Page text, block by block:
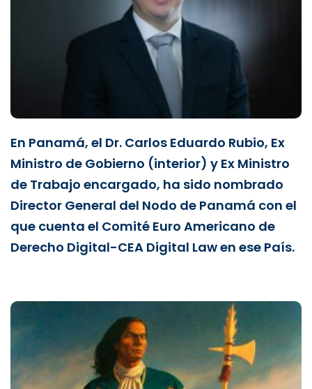
En Panamá, el Dr. Carlos Eduardo Rubio, Ex
Ministro de Gobierno (interior) y Ex Ministro
de Trabajo encargado, ha sido nombrado
Director General del Nodo de Panamá con el
que cuenta el Comité Euro Americano de
Derecho Digital-CEA Digital Law en ese País.